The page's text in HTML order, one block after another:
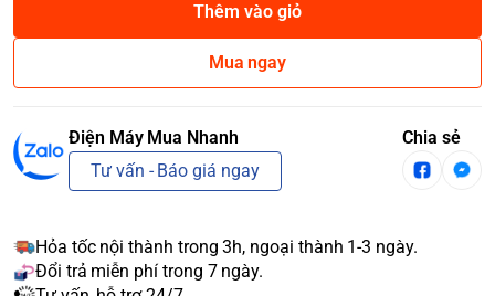
Thêm vào giỏ
Mua ngay
Điện Máy Mua Nhanh
Tư vấn - Báo giá ngay
Chia sẻ
Hỏa tốc nội thành trong 3h, ngoại thành 1-3 ngày.
Đổi trả miễn phí trong 7 ngày.